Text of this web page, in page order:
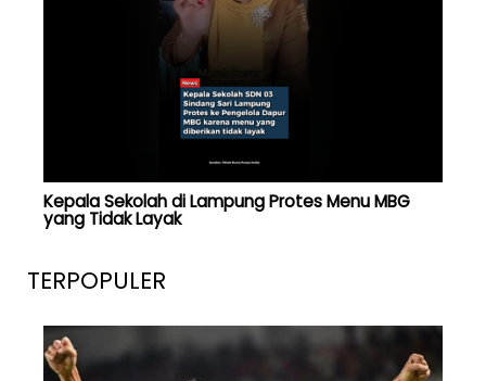
Kepala Sekolah di Lampung Protes Menu MBG
yang Tidak Layak
TERPOPULER